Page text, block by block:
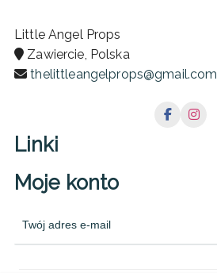
Little Angel Props
Zawiercie, Polska
thelittleangelprops@gmail.com
Linki
Moje konto